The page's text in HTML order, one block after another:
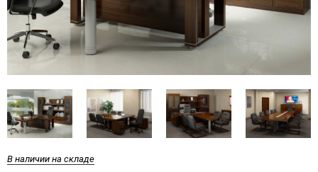
В наличии на складе